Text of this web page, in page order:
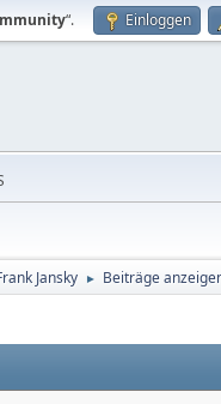
“. Einloggen
Jansky ► Beiträge